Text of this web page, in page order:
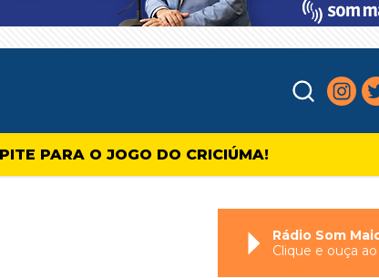
PARA O JOGO DO CRICIÚMA!
Rádio Som
Clique e ouça